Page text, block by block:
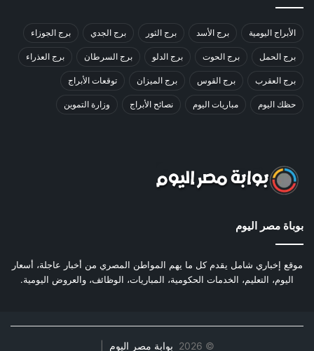
الأبراج اليومية برج الأسد برج الثور برج الجدي برج الجوزاء
برج الحمل برج الحوت برج الدلو برج السرطان برج العذراء
برج العقرب برج القوس برج الميزان توقعات الأبراج
حظك اليوم مباريات اليوم نصائح الأبراج وزارة التموين
بوباة مصر اليوم
موقع إخباري شامل يقدم كل ما يهم المواطن المصري من أخبار عاجلة، أسعار
اليوم، التعليم، الخدمات الحكومية، المباريات، الوظائف، والعروض اليومية.
©
2026 بوابة مصر اليوم